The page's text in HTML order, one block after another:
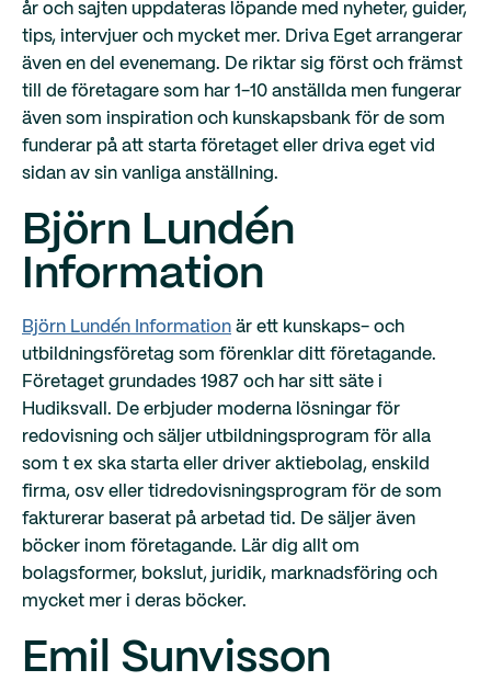
år och sajten uppdateras löpande med nyheter, guider,
tips, intervjuer och mycket mer. Driva Eget arrangerar
även en del evenemang. De riktar sig först och främst
till de företagare som har 1-10 anställda men fungerar
även som inspiration och kunskapsbank för de som
funderar på att starta företaget eller driva eget vid
sidan av sin vanliga anställning.
Björn Lundén
Information
Björn Lundén Information är ett kunskaps- och
utbildningsföretag som förenklar ditt företagande.
Företaget grundades 1987 och har sitt säte i
Hudiksvall. De erbjuder moderna lösningar för
redovisning och säljer utbildningsprogram för alla
som t ex ska starta eller driver aktiebolag, enskild
firma, osv eller tidredovisningsprogram för de som
fakturerar baserat på arbetad tid. De säljer även
böcker inom företagande. Lär dig allt om
bolagsformer, bokslut, juridik, marknadsföring och
mycket mer i deras böcker.
Emil Sunvisson